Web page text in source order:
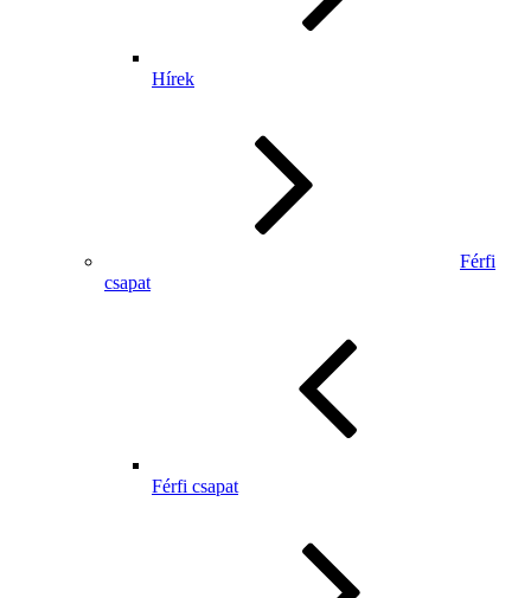
Hírek
Férfi
csapat
Férfi csapat